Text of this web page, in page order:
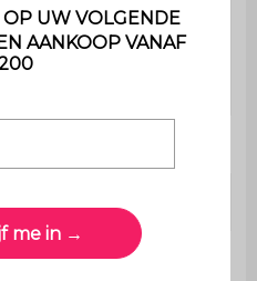
wordt in een kit
, de bijgesloten
zal je begeleiden
D 23 x H 80cm
x D 23cm / B 27 x D